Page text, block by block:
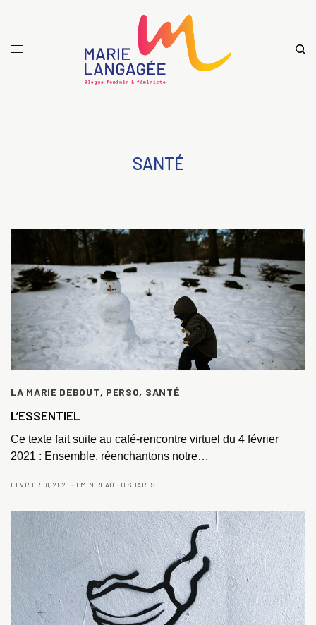
SANTÉ
LA MARIE DEBOUT, PERSO, SANTÉ
L’ESSENTIEL
Ce texte fait suite au café-rencontre virtuel du 4 février
2021 : Ensemble, réenchantons notre…
FÉVRIER 18, 2021 1 MIN READ 0 SHARES